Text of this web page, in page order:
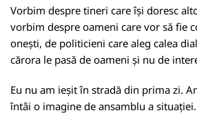
Vorbim despre tineri care își doresc
vorbim despre oameni care vor să fie
onești, de politicieni care aleg calea
cărora le pasă de oameni și nu de
Eu nu am ieșit în stradă din prima zi.
întâi o imagine de ansamblu a